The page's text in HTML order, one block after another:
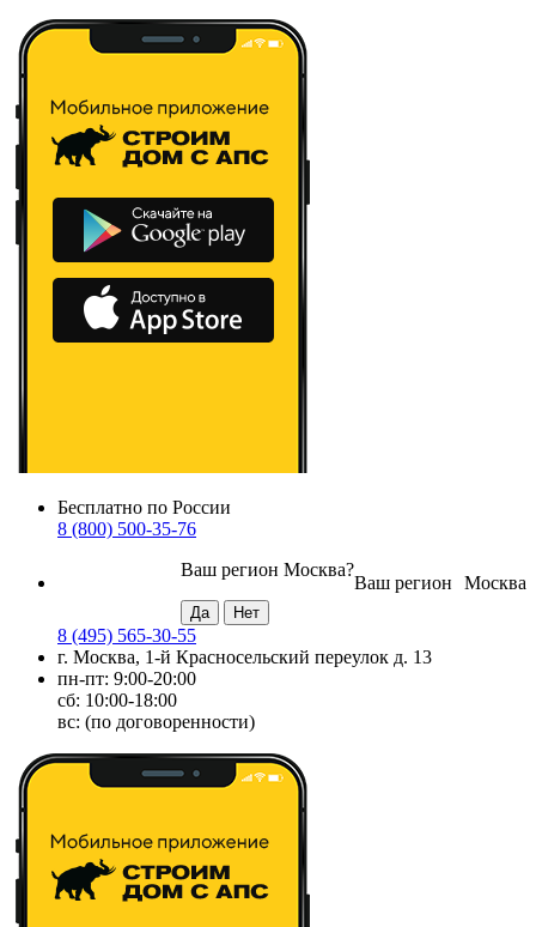
Бесплатно по России
8 (800) 500-35-76
Москва
Ваш регион
Ваш регион Москва?
8 (495) 565-30-55
г. Москва, 1-й Красносельский переулок д. 13
пн-пт: 9:00-20:00
сб: 10:00-18:00
вс: (по договоренности)